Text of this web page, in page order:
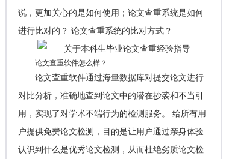
说，更加关心的是如何使用；论文查重系统是如何
进行比对的？ 论文查重系统的比对方式？
论文查重软件怎么样？
论文查重软件通过海量数据库对提交论文进行
对比分析，准确地查到论文中的潜在抄袭和不当引
用，实现了对学术不端行为的检测服务。 给所有用
户提供免费论文检测，目的是让用户通过亲身体验
认识到什么是优秀论文检测，从而杜绝劣质论文检